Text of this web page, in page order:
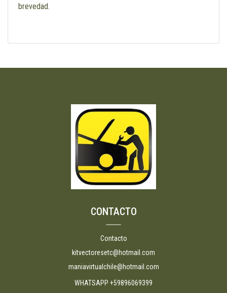
brevedad.
CONTACTO
Contacto
kitvectoresetc@hotmail.com
maniavirtualchile@hotmail.com
WHATSAPP +59896069399